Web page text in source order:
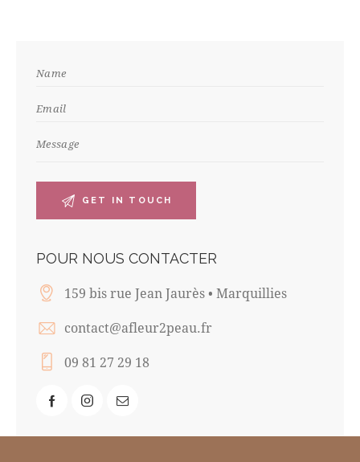
POUR NOUS CONTACTER
159 bis rue Jean Jaurès • Marquillies
contact@afleur2peau.fr
09 81 27 29 18